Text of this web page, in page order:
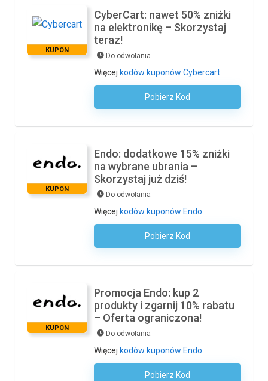
KUPON
CyberCart: nawet 50% zniżki
na elektronikę – Skorzystaj
teraz!
Do odwołania
Więcej kodów kuponów Cybercart
Pobierz Kod
Kod Nie Jest Wymagany
KUPON
Endo: dodatkowe 15% zniżki
na wybrane ubrania –
Skorzystaj już dziś!
Do odwołania
Więcej kodów kuponów Endo
Pobierz Kod
Kod Nie Jest Wymagany
KUPON
Promocja Endo: kup 2
produkty i zgarnij 10% rabatu
– Oferta ograniczona!
Do odwołania
Więcej kodów kuponów Endo
Pobierz Kod
Kod Nie Jest Wymagany